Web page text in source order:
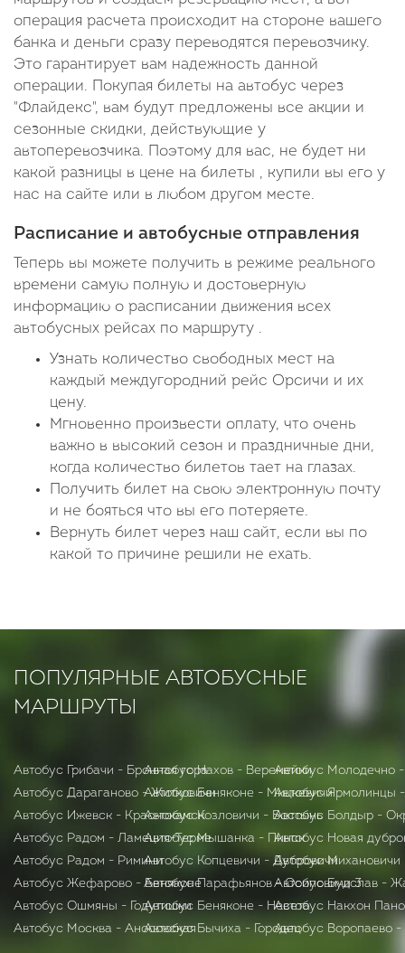
операция расчета происходит на стороне вашего
банка и деньги сразу переводятся перевозчику.
Это гарантирует вам надежность данной
операции. Покупая билеты на автобус через
"Флайдекс", вам будут предложены все акции и
сезонные скидки, действующие у
автоперевозчика. Поэтому для вас, не будет ни
какой разницы в цене на билеты , купили вы его у
нас на сайте или в любом другом месте.
Расписание и автобусные отправления
Теперь вы можете получить в режиме реального
времени самую полную и достоверную
информацию о расписании движения всех
автобусных рейсах по маршруту .
Узнать количество свободных мест на
каждый междугородний рейс Орсичи и их
цену.
Мгновенно произвести оплату, что очень
важно в высокий сезон и праздничные дни,
когда количество билетов тает на глазах.
Получить билет на свою электронную почту
и не бояться что вы его потеряете.
Вернуть билет через наш сайт, если вы по
какой то причине решили не ехать.
ПОПУЛЯРНЫЕ АВТОБУСНЫЕ
МАРШРУТЫ
Автобус Грибачи - Бронная гора
Автобус Дараганово - Житковичи
Автобус Ижевск - Краснокамск
Автобус Радом - Ламеция-Терме
Автобус Радом - Римини
Автобус Жефарово - Беняконе
Автобус Ошмяны - Годутишки
Автобус Москва - Аносовская
Автобус Нахов - Веремейки
Автобус Беняконе - Мицкевичи
Автобус Козловичи - Бостынь
Автобус Мышанка - Пинск
Автобус Копцевичи - Дубровичи
Автобус Парафьянов - Осиповичи 3
Автобус Беняконе - Несета
Автобус Бычиха - Городец
Автобус Молодечно
Автобус Ярмолинцы
Автобус Болдыр -
Автобус Новая
Автобус
Автобус Будслав -
Автобус Накхон
Автобус Воропаево